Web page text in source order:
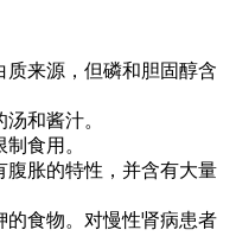
来源，但磷和胆固醇含
和酱汁。
食用。
腹胀的特性，并含有大量
的食物。对慢性肾病患者